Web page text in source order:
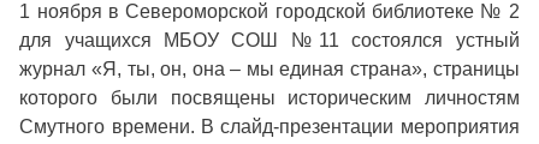
1 ноября в Североморской городской библиотеке № 2
для учащихся МБОУ СОШ №11 состоялся устный
журнал «Я, ты, он, она – мы единая страна», страницы
которого были посвящены историческим личностям
Смутного времени. В слайд-презентации мероприятия